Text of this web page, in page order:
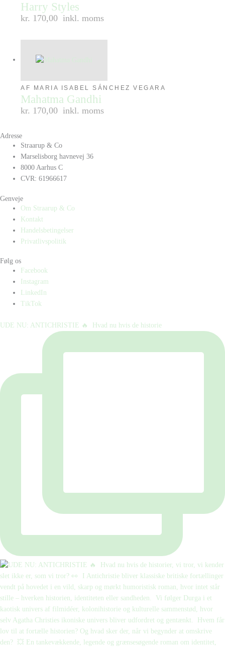
Harry Styles
kr. 170,00 inkl. moms
AF MARIA ISABEL SÁNCHEZ VEGARA
Mahatma Gandhi
kr. 170,00 inkl. moms
Adresse
Straarup & Co
Marselisborg havnevej 36
8000 Aarhus C
CVR: 61966617
Genveje
Om Straarup & Co
Kontakt
Handelsbetingelser
Privatlivspolitik
Følg os
Facebook
Instagram
LinkedIn
TikTok
UDE NU: ANTICHRISTIE 🔥⁠ ⁠ Hvad nu hvis de historie